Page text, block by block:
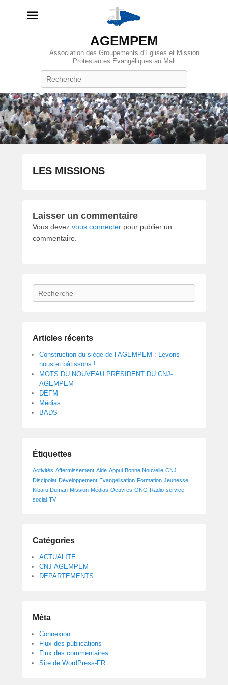
AGEMPEM
Association des Groupements d'Eglises et Mission
Protestantes Evangéliques au Mali
LES MISSIONS
t
é
l
a
2
0
5
a
e
m
p
Laisser un commentaire
Vous devez vous connecter pour publier un
commentaire.
Recherche
Articles récents
Construction du siège de l’AGEMPEM : Levons-
nous et bâtissons !
MOTS DU NOUVEAU PRÉSIDENT DU CNJ-
AGEMPEM
DEFM
Médias
BADS
Étiquettes
Activités Affermissement Aide Appui Bonne Nouvelle CNJ
Discipolat Développement Evangelisation Formation Jeunesse
Kibaru Duman Mission Médias Oeuvres ONG Radio service
social TV
Catégories
ACTUALITE
CNJ-AGEMPEM
DEPARTEMENTS
Méta
Connexion
Flux des publications
Flux des commentaires
Site de WordPress-FR